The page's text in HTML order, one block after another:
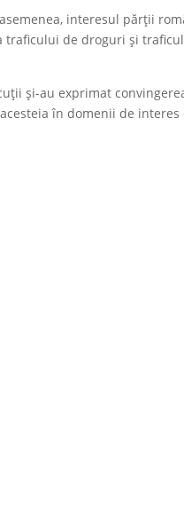
interesul părții
traficului de droguri și
și-au exprimat
în domenii de interes